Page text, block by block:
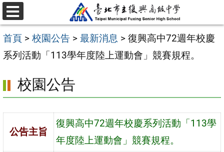
跳
至
主
要
容
區
選
單
首頁 > 校園公告 > 最新消息 > 復興高中72週年校慶
系列活動「113學年度陸上運動會」競賽規程。
校園公告
公告主旨
復興高中72週年校慶系列活動「113學
年度陸上運動會」競賽規程。